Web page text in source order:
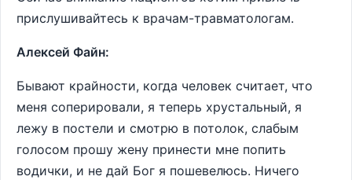
прислушивайтесь к врачам-травматологам.
Алексей Файн:
Бывают крайности, когда человек считает, что
меня соперировали, я теперь хрустальный, я
лежу в постели и смотрю в потолок, слабым
голосом прошу жену принести мне попить
водички, и не дай Бог я пошевелюсь. Ничего